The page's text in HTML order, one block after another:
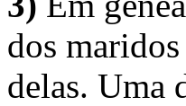
dos
delas. Uma